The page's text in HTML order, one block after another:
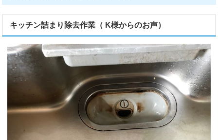
キッチン詰まり除去作業（ K様からのお声）